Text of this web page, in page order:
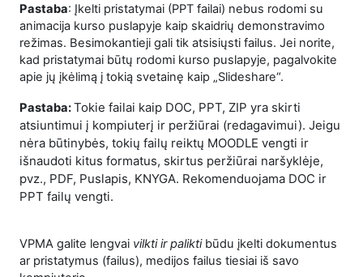
Pastaba: Įkelti pristatymai (PPT failai) nebus rodomi su
animacija kurso puslapyje kaip skaidrių demonstravimo
režimas. Besimokantieji gali tik atsisiųsti failus. Jei norite,
kad pristatymai būtų rodomi kurso puslapyje, pagalvokite
apie jų įkėlimą į tokią svetainę kaip „Slideshare“.
Pastaba:Tokie failai kaip DOC, PPT, ZIP yra skirti
atsiuntimui į kompiuterį ir peržiūrai (redagavimui). Jeigu
nėra būtinybės, tokių failų reiktų MOODLE vengti ir
išnaudoti kitus formatus, skirtus peržiūrai naršyklėje,
pvz., PDF, Puslapis, KNYGA. Rekomenduojama DOC ir
PPT failų vengti.
VPMA galite lengvai vilkti ir palikti būdu įkelti dokumentus
ar pristatymus (failus), medijos failus tiesiai iš savo